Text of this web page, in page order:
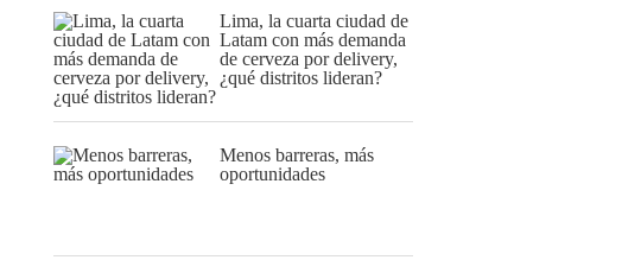
Lima, la cuarta ciudad de
Latam con más demanda
de cerveza por delivery,
¿qué distritos lideran?
Menos barreras, más
oportunidades